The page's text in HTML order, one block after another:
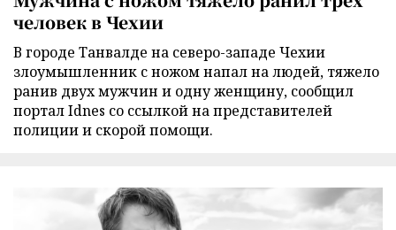
человек в Чехии
В городе Танвалде на северо-западе Чехии
злоумышленник с ножом напал на людей, тяжело
ранив двух мужчин и одну женщину, сообщил
портал Idnes со ссылкой на представителей
полиции и скорой помощи.